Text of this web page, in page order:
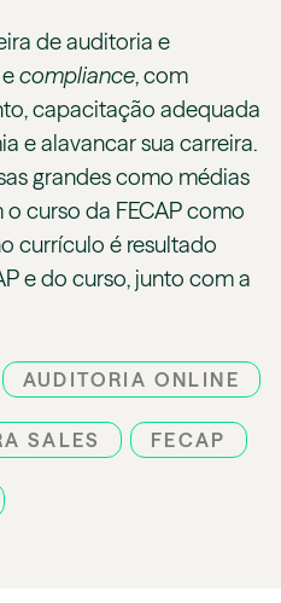
de auditoria e
compliance, com
capacitação adequada
e alavancar sua carreira.
grandes como médias
curso da FECAP como
currículo é resultado
e do curso, junto com a
AUDITORIA ONLINE
SALES FECAP